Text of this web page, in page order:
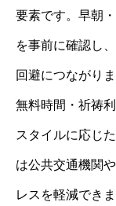
要素です。早朝
を事前に確認し
回避につながり
無料時間・祈祷
スタイルに応じ
は公共交通機関
レスを軽減でき